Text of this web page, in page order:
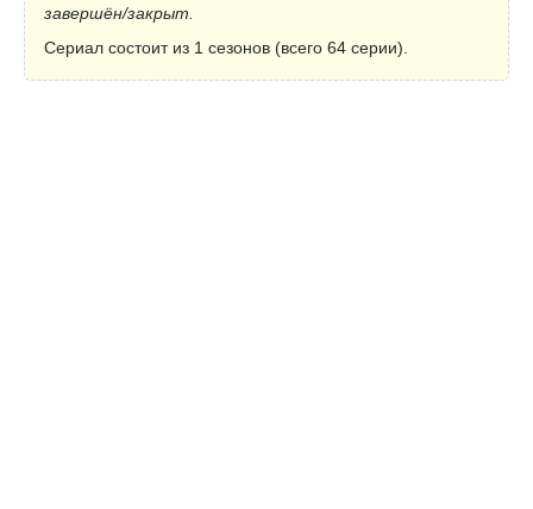
завершён/закрыт.
Сериал состоит из 1 сезонов (всего 64 серии).